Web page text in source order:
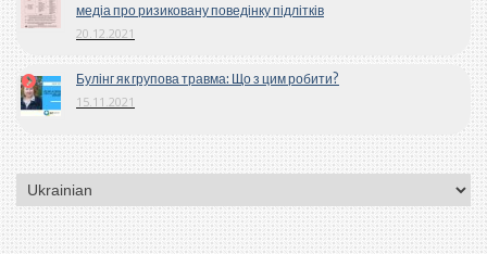
медіа про ризиковану поведінку підлітків
20.12.2021
Булінг як групова травма: Що з цим робити?
15.11.2021
Вибрати
мову